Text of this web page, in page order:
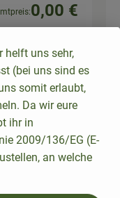
0,00 €
gefunden
helft uns sehr,
(bei uns sind es
somit erlaubt,
Da wir eure
ihr in
2009/136/EG (E-
an welche